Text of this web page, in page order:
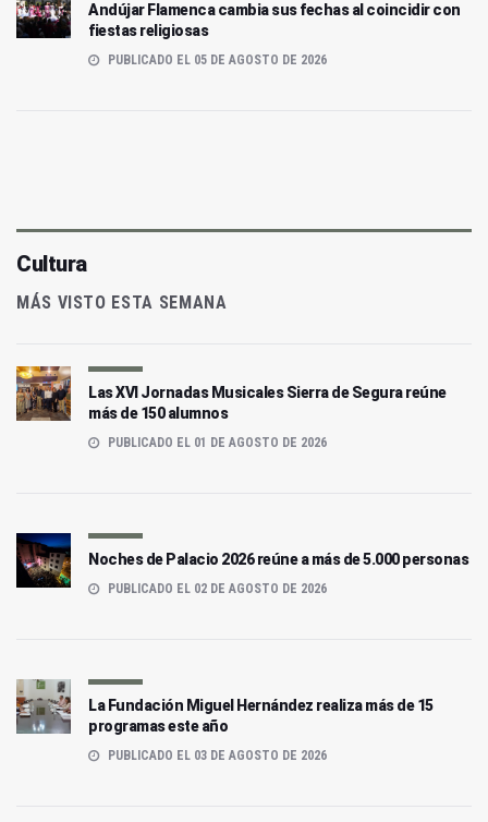
Andújar Flamenca cambia sus fechas al coincidir con
fiestas religiosas
PUBLICADO EL 05 DE AGOSTO DE 2026
Cultura
MÁS VISTO ESTA SEMANA
Las XVI Jornadas Musicales Sierra de Segura reúne
más de 150 alumnos
PUBLICADO EL 01 DE AGOSTO DE 2026
Noches de Palacio 2026 reúne a más de 5.000 personas
PUBLICADO EL 02 DE AGOSTO DE 2026
La Fundación Miguel Hernández realiza más de 15
programas este año
PUBLICADO EL 03 DE AGOSTO DE 2026